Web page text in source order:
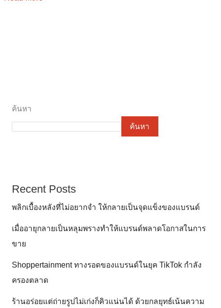
ค้นหา
ค้นหา
Recent Posts
พลิกเบื้องหลังที่ไม่อยากจำ ให้กลายเป็นจุดแข็งของแบรนด์
เมื่ออายุกลายเป็นหลุมพรางทำให้แบรนด์พลาดโอกาสในการ
ขาย
Shoppertainment ทางรอดของแบรนด์ในยุค TikTok กำลัง
ครองตลาด
ร้านอร่อยแต่ถ่ายรูปไม่เก่งก็คิวแน่นได้ ด้วยกลยุทธ์เน้นความ